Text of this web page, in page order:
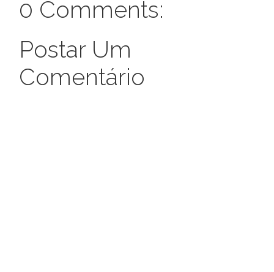
0 Comments:
Postar Um
Comentário